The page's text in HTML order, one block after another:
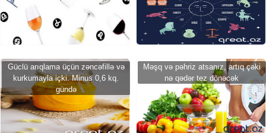
Güclü arıqlama üçün zəncəfillə və
kurkumayla içki. Minus 0,6 kq.
gündə
Məşq və pəhriz atsanız, artıq çəki
nə qədər tez dönəcək